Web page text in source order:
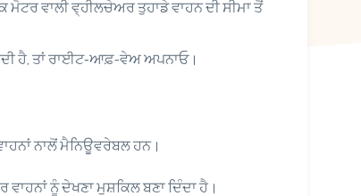
ਵਾਲੀ ਵ੍ਹੀਲਚੇਅਰ ਤੁਹਾਡੇ ਵਾਹਨ ਦੀ ਸੀਮਾ ਤੋਂ
ਹੈ, ਤਾਂ ਰਾਈਟ-ਆਫ਼-ਵੇਅ ਅਪਨਾਓ।
ਨਾਲੋਂ ਮੈਨਿਊਵਰੇਬਲ ਹਨ।
ਨੂੰ ਦੇਖਣਾ ਮੁਸ਼ਕਿਲ ਬਣਾ ਦਿੰਦਾ ਹੈ।